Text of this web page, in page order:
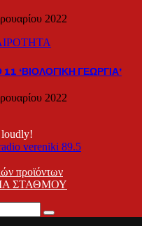
2022
‘ΒΙΟΛΟΓΙΚΗ ΓΕΩΡΓΙΑ’
2022
loudly!
vereniki 89.5
προϊόντων
ΣΤΑΘΜΟΥ
Search